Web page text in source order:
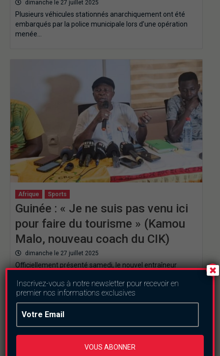
dimanche le 27 juillet 2025
Plusieurs véhicules stationnés anarchiquement ont été
embarqués par la police municipale lors d’une opération
menée…
Afrique Sports
Guinée : « Je ne suis pas venu ici
pour faire du tourisme » (Kamou
Malo, nouveau coach du CIK)
dimanche le 27 juillet 2025
Officiellement présenté samedi, le nouvel entraîneur
Inscrivez-vous à notre newsletter pour recevoir en
premier nos informations exclusives
VOUS ABONNER